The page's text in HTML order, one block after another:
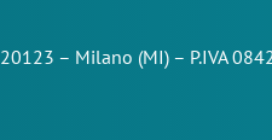
20123 – Milano (MI) – P.IVA